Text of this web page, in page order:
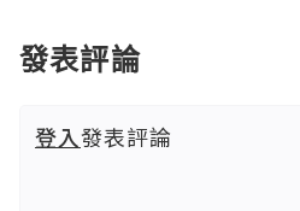
發表評論
登入發表評論